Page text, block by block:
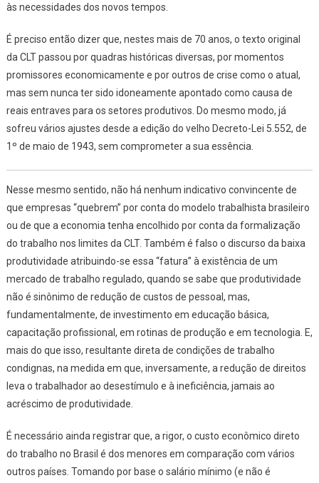
às necessidades dos novos tempos.
É preciso então dizer que, nestes mais de 70 anos, o texto original
da CLT passou por quadras históricas diversas, por momentos
promissores economicamente e por outros de crise como o atual,
mas sem nunca ter sido idoneamente apontado como causa de
reais entraves para os setores produtivos. Do mesmo modo, já
sofreu vários ajustes desde a edição do velho Decreto-Lei 5.552, de
1º de maio de 1943, sem comprometer a sua essência.
Nesse mesmo sentido, não há nenhum indicativo convincente de
que empresas “quebrem” por conta do modelo trabalhista brasileiro
ou de que a economia tenha encolhido por conta da formalização
do trabalho nos limites da CLT. Também é falso o discurso da baixa
produtividade atribuindo-se essa “fatura” à existência de um
mercado de trabalho regulado, quando se sabe que produtividade
não é sinônimo de redução de custos de pessoal, mas,
fundamentalmente, de investimento em educação básica,
capacitação profissional, em rotinas de produção e em tecnologia. E,
mais do que isso, resultante direta de condições de trabalho
condignas, na medida em que, inversamente, a redução de direitos
leva o trabalhador ao desestímulo e à ineficiência, jamais ao
acréscimo de produtividade.
É necessário ainda registrar que, a rigor, o custo econômico direto
do trabalho no Brasil é dos menores em comparação com vários
outros países. Tomando por base o salário mínimo (e não é